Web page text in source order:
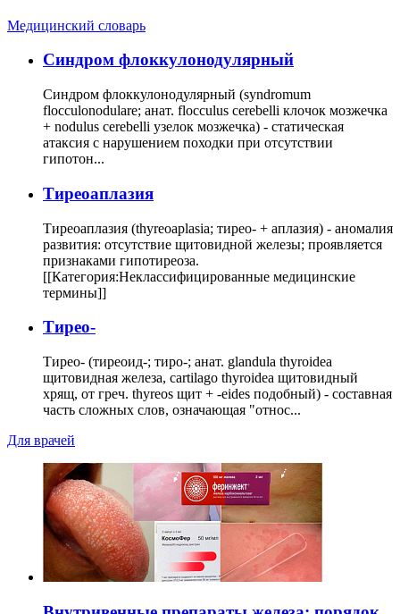
Медицинский словарь
Cиндром флоккулонодулярный
Синдром флоккулонодулярный (syndromum
flocculonodulare; анат. flocculus cerebelli клочок мозжечка
+ nodulus cerebelli узелок мозжечка) - статическая
атаксия с нарушением походки при отсутствии
гипотон...
Тиреоаплазия
Тиреоаплазия (thyreoaplasia; тирео- + аплазия) - аномалия
развития: отсутствие щитовидной железы; проявляется
признаками гипотиреоза.
[[Категория:Неклассифицированные медицинские
термины]]
Тирео-
Тирео- (тиреоид-; тиро-; анат. glandula thyroidea
щитовидная железа, cartilago thyroidea щитовидный
хрящ, от греч. thyreos щит + -eides подобный) - составная
часть сложных слов, означающая "относ...
Для врачей